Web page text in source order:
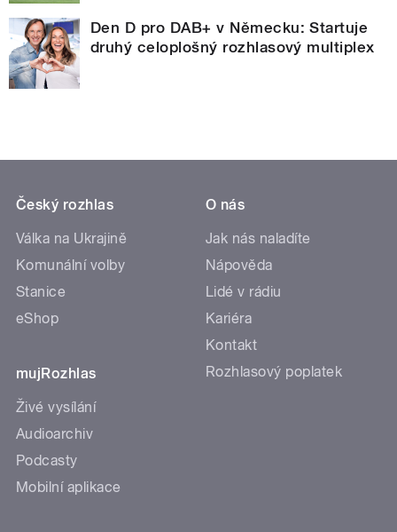
Den D pro DAB+ v Německu: Startuje
druhý celoplošný rozhlasový multiplex
Český rozhlas
Válka na Ukrajině
Komunální volby
Stanice
eShop
mujRozhlas
Živé vysílání
Audioarchiv
Podcasty
Mobilní aplikace
O nás
Jak nás naladíte
Nápověda
Lidé v rádiu
Kariéra
Kontakt
Rozhlasový poplatek